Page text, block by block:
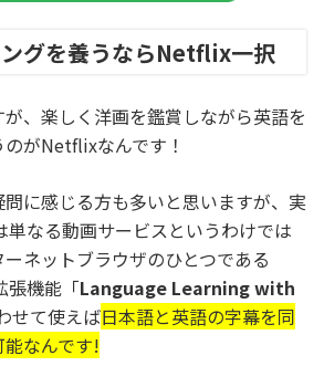
グを養うならNetflix一択
、楽しく洋画を鑑賞しながら英語を
がNetflixなんです！
に感じる方も多いと思いますが、実
なる動画サービスというわけでは
ネットブラウザのひとつである
張機能「Language Learning with
せて使えば日本語と英語の字幕を同
なんです!